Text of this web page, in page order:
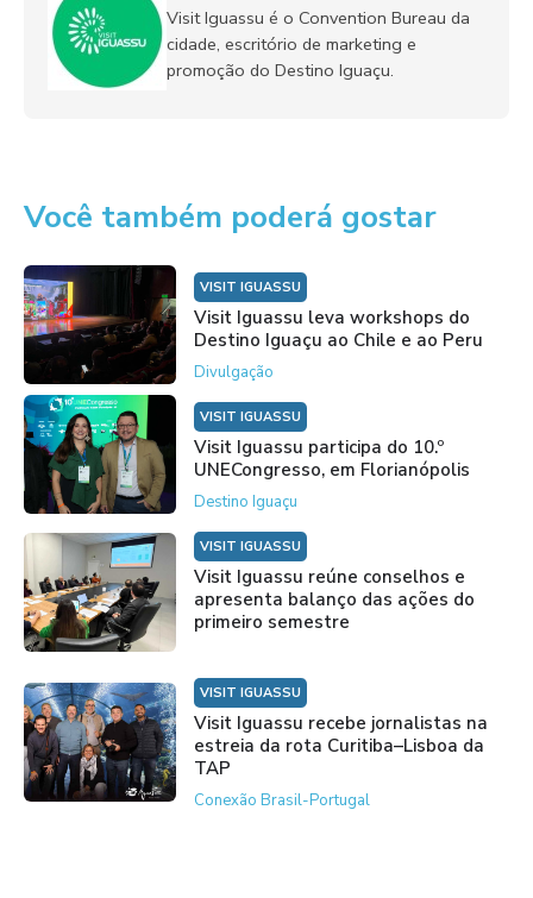
Visit Iguassu é o Convention Bureau da
cidade, escritório de marketing e
promoção do Destino Iguaçu.
Você também poderá gostar
VISIT IGUASSU
Visit Iguassu leva workshops do
Destino Iguaçu ao Chile e ao Peru
Divulgação
VISIT IGUASSU
Visit Iguassu participa do 10.º
UNECongresso, em Florianópolis
Destino Iguaçu
VISIT IGUASSU
Visit Iguassu reúne conselhos e
apresenta balanço das ações do
primeiro semestre
VISIT IGUASSU
Visit Iguassu recebe jornalistas na
estreia da rota Curitiba–Lisboa da
TAP
Conexão Brasil-Portugal